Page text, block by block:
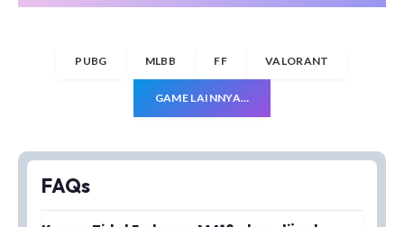
PUBG MLBB FF VALORANT
GAME LAINNYA…
FAQs